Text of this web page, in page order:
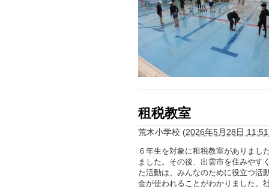
租税教室
荒木小学校 (2026年5月28日 11:51
６年生を対象に租税教室がありまし
ました。その後、出雲市を住みやす
た活動は、みんなのために役立つ活
金が使われることがわかりました。